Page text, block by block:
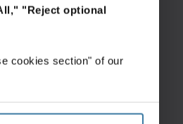
"Reject optional
cookies section" of our